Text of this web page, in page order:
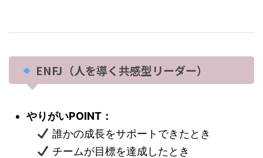
ENFJ（人を導く共感型リーダー）
やりがいPOINT：
誰かの成長をサポートできたとき
チームが目標を達成したとき